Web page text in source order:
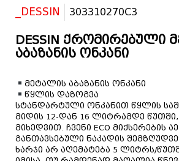
_DESSIN 303310270C3
DESSIN ქრომირებული
აბაზანის ონკანი
მეტალის აბაზანის ონკანი
წყლის დაზოგვა
სტანდარტული ონკანით წყლის
მიდის 12-დან 16 ლიტრამდე წუთში,
მიხედვით. ჩვენი ECO მიქსერების
განთავსებული ნაკადის
ხარჯი არ აღემატება 5 ლიტრს/